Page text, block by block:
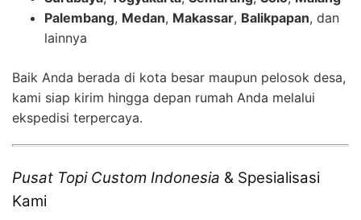
Palembang, Medan, Makassar, Balikpapan, dan
lainnya
Baik Anda berada di kota besar maupun pelosok desa,
kami siap kirim hingga depan rumah Anda melalui
ekspedisi terpercaya.
Pusat Topi Custom Indonesia & Spesialisasi
Kami